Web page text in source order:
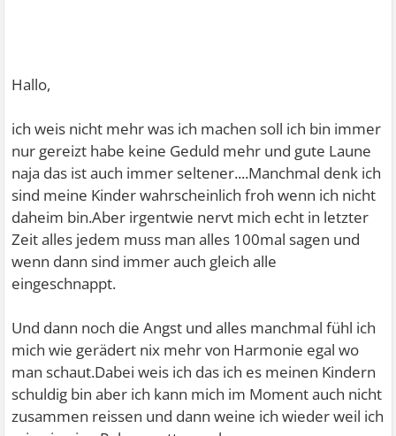
Hallo,
ich weis nicht mehr was ich machen soll ich bin immer
nur gereizt habe keine Geduld mehr und gute Laune
naja das ist auch immer seltener....Manchmal denk ich
sind meine Kinder wahrscheinlich froh wenn ich nicht
daheim bin.Aber irgentwie nervt mich echt in letzter
Zeit alles jedem muss man alles 100mal sagen und
wenn dann sind immer auch gleich alle
eingeschnappt.
Und dann noch die Angst und alles manchmal fühl ich
mich wie gerädert nix mehr von Harmonie egal wo
man schaut.Dabei weis ich das ich es meinen Kindern
schuldig bin aber ich kann mich im Moment auch nicht
zusammen reissen und dann weine ich wieder weil ich